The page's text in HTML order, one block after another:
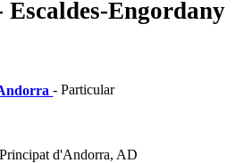
Escaldes-Engordany
- Particular
d'Andorra, AD